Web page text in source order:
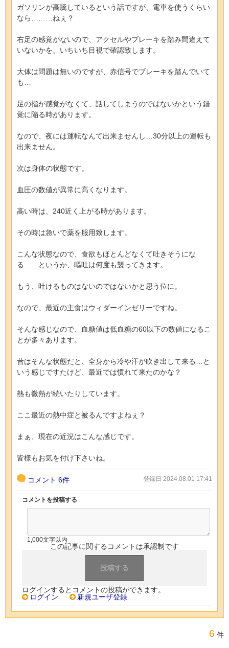
ガソリンが高騰しているという話ですが、電車を使うくらい
なら………ねぇ？
右足の感覚がないので、アクセルやブレーキを踏み間違えて
いないかを、いちいち目視で確認致します。
大体は問題は無いのですが、赤信号でブレーキを踏んでいて
も…
足の指が感覚がなくて、話してしまうのではないかという錯
覚に陥る時があります。
なので、夜には運転なんて出来ませんし…30分以上の運転も
出来ません。
次は身体の状態です。
血圧の数値が異常に高くなります。
高い時は、240近く上がる時があります。
その時は急いで薬を服用致します。
こんな状態なので、食欲もほとんどなくて吐きそうにな
る……というか、嘔吐は何度も襲ってきます。
もう、吐けるものはないのではないかと思う位に。
なので、最近の主食はウィダーインゼリーですね。
そんな感じなので、血糖値は低血糖の60以下の数値になるこ
とが多々あります。
昔はそんな状態だと、全身から冷や汗が吹き出して来る…と
いう感じですたけど、最近では慣れて来たのかな？
熱も微熱が続いたりしています。
ここ最近の熱中症と被るんですよねぇ？
まぁ、現在の近況はこんな感じです。
皆様もお気を付け下さいね。
コメント 6件 登録日 2024.08.01 17:41
コメントを投稿する
1,000文字以内
この記事に関するコメントは承認制です
ログインするとコメントの投稿ができます。
ログイン
新規ユーザ登録
6 件